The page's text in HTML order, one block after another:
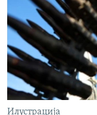
Илустрација